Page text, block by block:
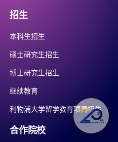
招生
本科生招生
硕士研究生招生
博士研究生招生
继续教育
利物浦大学留学教育项目招生
合作院校